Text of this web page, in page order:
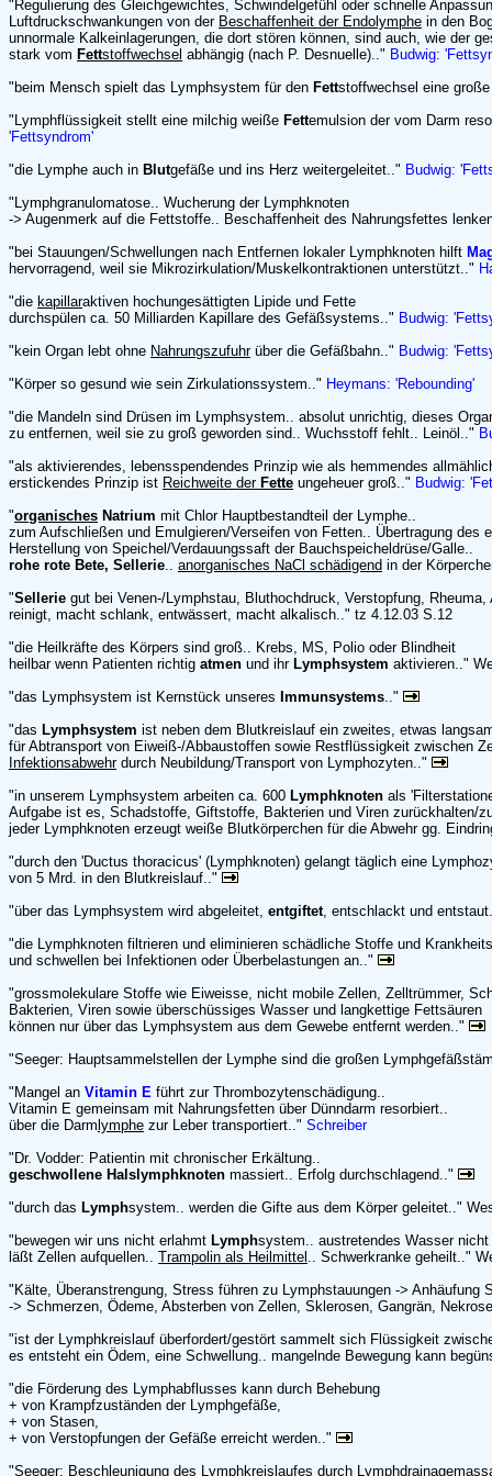
"Regulierung des Gleichgewichtes, Schwindelgefühl oder schnelle
Luftdruckschwankungen von der Beschaffenheit der Endolymphe in den
unnormale Kalkeinlagerungen, die dort stören können, sind auch, wie der
stark vom Fettstoffwechsel abhängig (nach P. Desnuelle).." Budwig:
"beim Mensch spielt das Lymphsystem für den Fettstoffwechsel eine
"Lymphflüssigkeit stellt eine milchig weiße Fettemulsion der vom Darm
'Fettsyndrom'
"die Lymphe auch in Blutgefäße und ins Herz weitergeleitet.." Budwig:
"Lymphgranulomatose.. Wucherung der Lymphknoten
-> Augenmerk auf die Fettstoffe.. Beschaffenheit des Nahrungsfettes
"bei Stauungen/Schwellungen nach Entfernen lokaler Lymphknoten hilft
hervorragend, weil sie Mikrozirkulation/Muskelkontraktionen unterstützt.."
"die kapillaraktiven hochungesättigten Lipide und Fette
durchspülen ca. 50 Milliarden Kapillare des Gefäßsystems.." Budwig:
"kein Organ lebt ohne Nahrungszufuhrüber die Gefäßbahn.." Budwig:
"Körper so gesund wie sein Zirkulationssystem.." Heymans: 'Rebounding'
"die Mandeln sind Drüsen im Lymphsystem.. absolut unrichtig, dieses
zu entfernen, weil sie zu groß geworden sind.. Wuchsstoff fehlt.. Leinöl.."
"als aktivierendes, lebensspendendes Prinzip wie als hemmendes
erstickendes Prinzip ist Reichweite der Fette ungeheuer groß.." Budwig:
"organisches Natrium mit Chlor Hauptbestandteil der Lymphe..
zum Aufschließen und Emulgieren/Verseifen von Fetten.. Übertragung des
Herstellung von Speichel/Verdauungssaft der Bauchspeicheldrüse/Galle..
rohe rote Bete, Sellerie
anorganisches NaCl schädigend in der
"Sellerie gut bei Venen-/Lymphstau, Bluthochdruck, Verstopfung,
reinigt, macht schlank, entwässert, macht alkalisch.." tz 4.12.03 S.12
"die Heilkräfte des Körpers sind groß.. Krebs, MS, Polio oder Blindheit
heilbar wenn Patienten richtig atmen und ihr Lymphsystem aktivieren.."
"das Lymphsystem ist Kernstück unseres Immunsystems .."
"das Lymphsystem ist neben dem Blutkreislauf ein zweites, etwas
für Abtransport von Eiweiß-/Abbaustoffen sowie Restflüssigkeit zwischen
Infektionsabwehrdurch Neubildung/Transport von Lymphozyten.."
"in unserem Lymphsystem arbeiten ca. 600 Lymphknoten als
Aufgabe ist es, Schadstoffe, Giftstoffe, Bakterien und Viren zurückhalten/
jeder Lymphknoten erzeugt weiße Blutkörperchen für die Abwehr gg.
"durch den 'Ductus thoracicus' (Lymphknoten) gelangt täglich eine
von 5 Mrd. in den Blutkreislauf.."
"über das Lymphsystem wird abgeleitet, entgiftet, entschlackt und
"die Lymphknoten filtrieren und eliminieren schädliche Stoffe und
und schwellen bei Infektionen oder Überbelastungen an.."
"grossmolekulare Stoffe wie Eiweisse, nicht mobile Zellen, Zelltrümmer,
Bakterien, Viren sowie überschüssiges Wasser und langkettige Fettsäuren
können nur über das Lymphsystem aus dem Gewebe entfernt werden.."
"Seeger: Hauptsammelstellen der Lymphe sind die großen
"Mangel an Vitamin E führt zur Thrombozytenschädigung..
Vitamin E gemeinsam mit Nahrungsfetten über Dünndarm resorbiert..
über die Darm lymphe zur Leber transportiert.." Schreiber
"Dr. Vodder: Patientin mit chronischer Erkältung..
geschwollene Halslymphknoten massiert.. Erfolg durchschlagend.."
"durch das Lymphsystem.. werden die Gifte aus dem Körper geleitet.."
"bewegen wir uns nicht erlahmt Lymphsystem.. austretendes Wasser
läßt Zellen aufquellen.. Trampolin als Heilmittel
.. Schwerkranke geheilt.."
"Kälte, Überanstrengung, Stress führen zu Lymphstauungen -> Anhäufung
-> Schmerzen, Ödeme, Absterben von Zellen, Sklerosen, Gangrän,
"ist der Lymphkreislauf überfordert/gestört sammelt sich Flüssigkeit
es entsteht ein Ödem, eine Schwellung.. mangelnde Bewegung kann
"die Förderung des Lymphabflusses kann durch Behebung
+ von Krampfzuständen der Lymphgefäße,
+ von Stasen,
+ von Verstopfungen der Gefäße erreicht werden.."
"Seeger: Beschleunigung des Lymphkreislaufes durch